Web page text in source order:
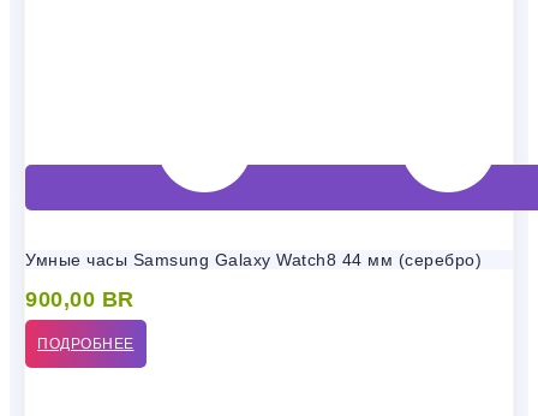
Умные часы Samsung Galaxy Watch8 44 мм (серебро)
900,00 BR
ПОДРОБНЕЕ